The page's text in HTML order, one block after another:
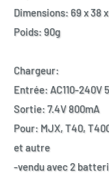
Dimensions: 69 x 38
Poids: 90g
Chargeur:
Entrée: AC110-240V
Sortie: 7.4V 800mA
Pour: MJX, T40,
et autre
-vendu avec 2